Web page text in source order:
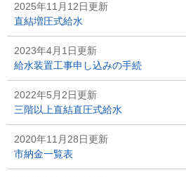
2025年11月12日更新
直結増圧式給水
2023年4月1日更新
給水装置工事申し込みの手続
2022年5月2日更新
三階以上直結直圧式給水
2020年11月28日更新
市納金一覧表